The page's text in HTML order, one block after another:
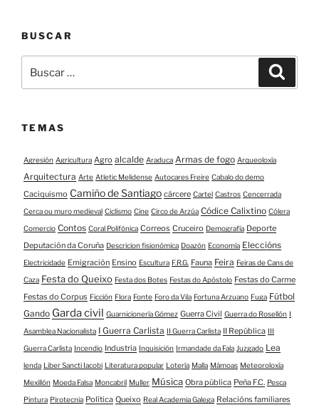
BUSCAR
TEMAS
Agresión Agricultura Agro alcalde Araduca Armas de fogo Arqueoloxía
Arquitectura Arte Atletic Melidense Autocares Freire Cabalo do demo
Caciquismo Camiño de Santiago cárcere Cartel Castros Cencerrada
Cerca ou muro medieval Ciclismo Cine Circo de Arzúa Códice Calixtino Cólera
Comercio Contos Coral Polifónica Correos Cruceiro Demografía Deporte
Deputación da Coruña Descricion fisionómica Doazón Economía Eleccións
Electricidade Emigración Ensino Escultura F.R.G. Fauna Feira Feiras de Cans de
Caza Festa do Queixo Festa dos Botes Festas do Apóstolo Festas do Carme
Festas do Corpus Ficción Flora Fonte Foro da Vila Fortuna Arzuano Fuga Fútbol
Gando Garda civil Guarnicionería Gómez Guerra Civil Guerra do Rosellón I
Asamblea Nacionalista I Guerra Carlista II Guerra Carlista II República III
Guerra Carlista Incendio Industria Inquisición Irmandade da Fala Juzgado Lea
lenda Liber Sancti Iacobi Literatura popular Lotería Malla Mámoas Meteoroloxía
Mexillón Moeda Falsa Moncabril Muller Música Obra pública Peña F.C. Pesca
Pintura Pirotecnia Política Queixo Real Academia Galega Relacións familiares